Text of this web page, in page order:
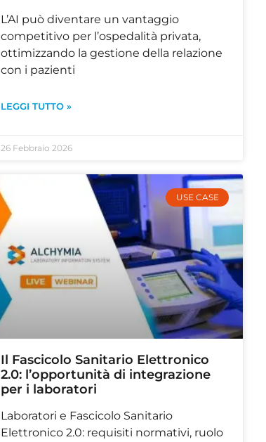
L’AI può diventare un vantaggio
competitivo per l’ospedalità privata,
ottimizzando la gestione della relazione
con i pazienti
LEGGI TUTTO »
26 Febbraio 2026
USE CASE
Il Fascicolo Sanitario Elettronico
2.0: l’opportunità di integrazione
per i laboratori
Laboratori e Fascicolo Sanitario
Elettronico 2.0: requisiti normativi, ruolo